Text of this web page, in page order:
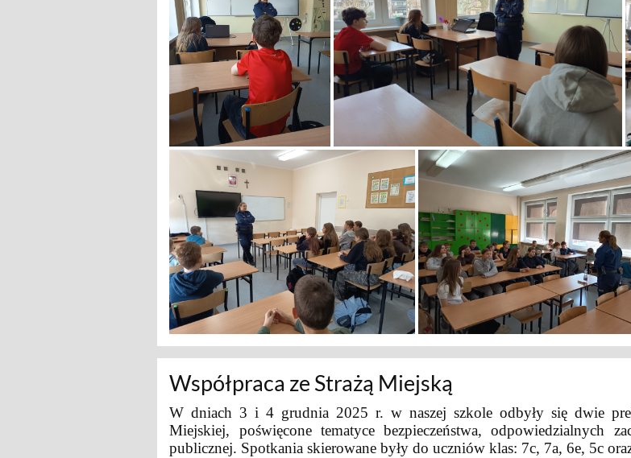
Współpraca ze Strażą Miejską
W dniach 3 i 4 grudnia 2025 r. w naszej szkole odbyły się dwie
Miejskiej, poświęcone tematyce bezpieczeństwa, odpowiedzialnych
publicznej. Spotkania skierowane były do uczniów klas: 7c, 7a, 6e, 5c